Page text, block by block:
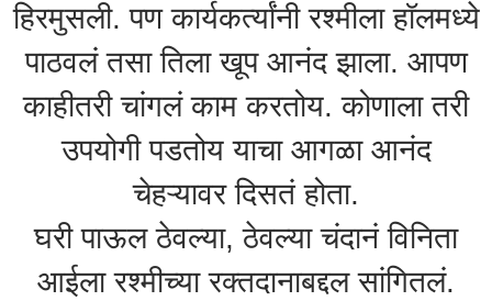
हिरमुसली. पण कार्यकर्त्यांनी रश्मीला हॉलमध्ये
पाठवलं तसा तिला खूप आनंद झाला. आपण
काहीतरी चांगलं काम करतोय. कोणाला तरी
उपयोगी पडतोय याचा आगळा आनंद
चेहऱ्यावर दिसतं होता.
घरी पाऊल ठेवल्या, ठेवल्या चंदानं विनिता
आईला रश्मीच्या रक्तदानाबद्दल सांगितलं.